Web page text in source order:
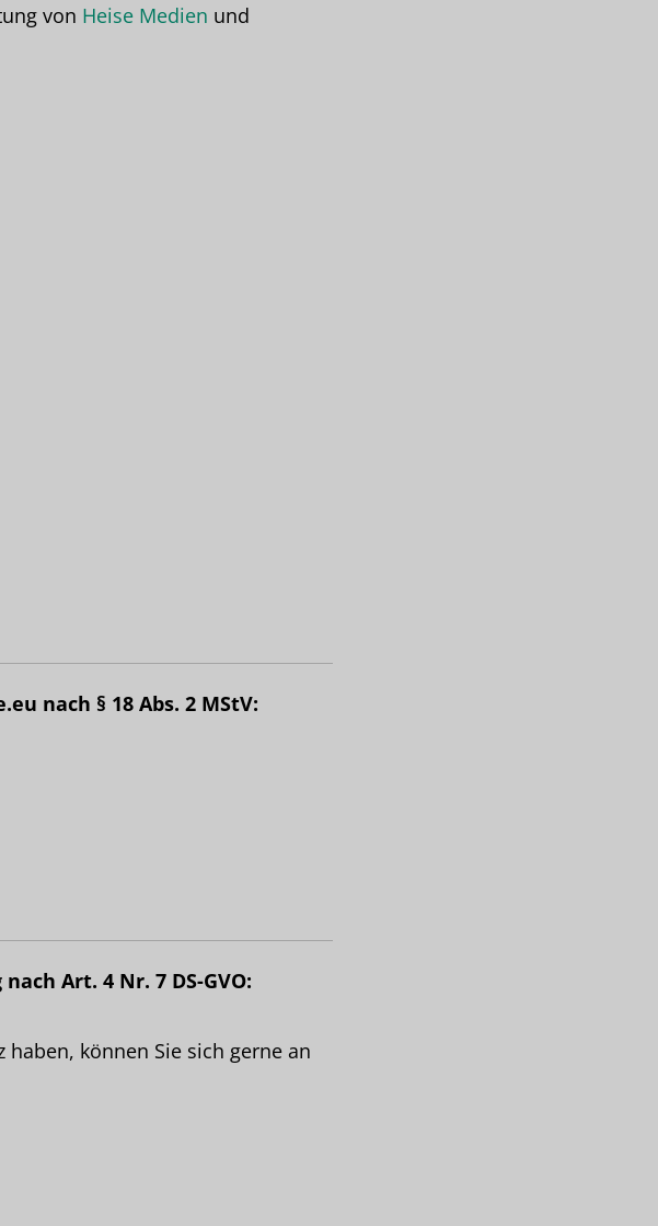
von Heise Medien und
nach § 18 Abs. 2 MStV:
Art. 4 Nr. 7 DS-GVO:
haben, können Sie sich gerne an